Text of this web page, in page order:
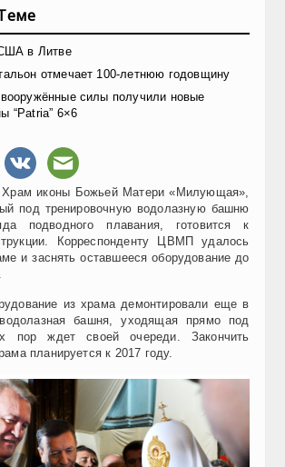
в Литве
отмечает 100-летнюю годовщину
силы получили новые
“Patria” 6×6
Храм иконы Божьей Матери «Милующая»,
под тренировочную водолазную башню
подводного плавания, готовится к
Корреспонденту ЦВМП удалось
и заснять оставшееся оборудование до
из храма демонтировали еще в
башня, уходящая прямо под
пор ждет своей очереди. Закончить
планируется к 2017 году.